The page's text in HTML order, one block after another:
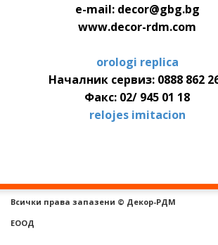
e-mail: decor@gbg.bg
www.decor-rdm.com
orologi replica
Началник сервиз: 0888 862
Факс: 02/ 945 01 18
relojes imitacion
Всички права запазени © Декор-РДМ
ЕООД